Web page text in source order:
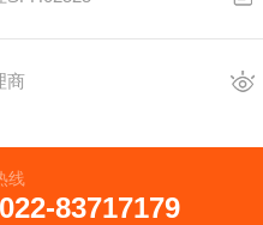
商
线
83717179